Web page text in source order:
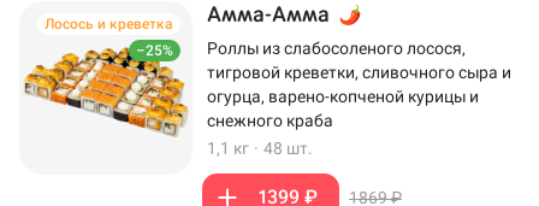
–25%
Лосось и креветка Амма-Амма
Роллы из слабосоленого лосося,
тигровой креветки, сливочного сыра и
огурца, варено-копченой курицы и
снежного краба
1,1 кг · 48 шт.
1399 ₽ 1869 ₽